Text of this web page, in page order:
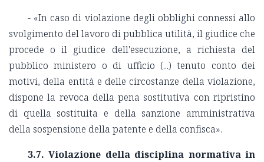
- «In caso di violazione degli obblighi connessi allo
svolgimento del lavoro di pubblica utilità, il giudice che
procede o il giudice dell'esecuzione, a richiesta del
pubblico ministero o di ufficio (...) tenuto conto dei
motivi, della entità e delle circostanze della violazione,
dispone la revoca della pena sostitutiva con ripristino
di quella sostituita e della sanzione amministrativa
della sospensione della patente e della confisca».
3.7. Violazione della disciplina normativa in